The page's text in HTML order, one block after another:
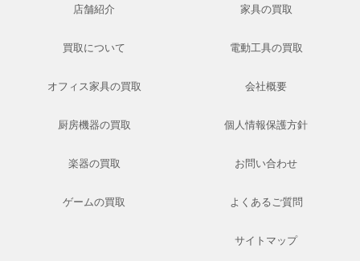
店舗紹介
買取について
家具の買取
電動工具の買取
オフィス家具の買取
厨房機器の買取
楽器の買取
ゲームの買取
会社概要
個人情報保護方針
お問い合わせ
よくあるご質問
サイトマップ